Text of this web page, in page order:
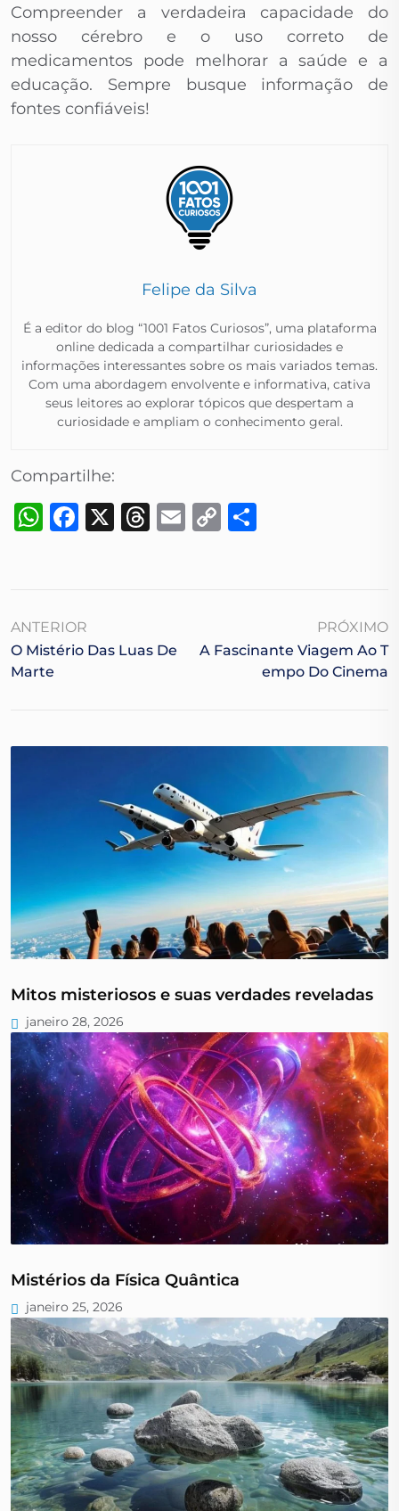
Compreender a verdadeira capacidade do
nosso cérebro e o uso correto de
medicamentos pode melhorar a saúde e a
educação. Sempre busque informação de
fontes confiáveis!
Felipe da Silva
É a editor do blog “1001 Fatos Curiosos”, uma plataforma
online dedicada a compartilhar curiosidades e
informações interessantes sobre os mais variados temas.
Com uma abordagem envolvente e informativa, cativa
seus leitores ao explorar tópicos que despertam a
curiosidade e ampliam o conhecimento geral.​
Compartilhe:
WhatsApp
Facebook
X Threads
Email
Copy
ANTERIOR
O Mistério Das Luas De
Marte
PRÓXIMO
A Fascinante Viagem Ao T
Empo Do Cinema
Mitos misteriosos e suas verdades reveladas
janeiro 28, 2026
Mistérios da Física Quântica
janeiro 25, 2026